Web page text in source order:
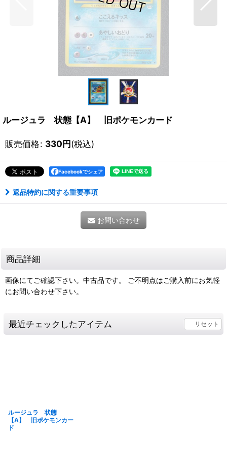
ルージュラ 状態【A】 旧ポケモンカード
販売価格: 330円(税込)
Facebookでシェア
返品特約に関する重要事項
お問い合わせ
商品詳細
画像にてご確認下さい。中古品です。 ご不明点はご購入前にお気軽
にお問い合わせ下さい。
最近チェックしたアイテム リセット
ルージュラ 状態
【A】 旧ポケモンカー
ド